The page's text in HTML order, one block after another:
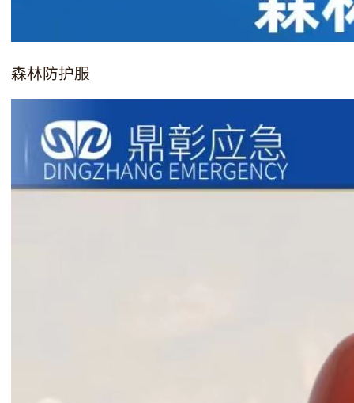
森林防护服